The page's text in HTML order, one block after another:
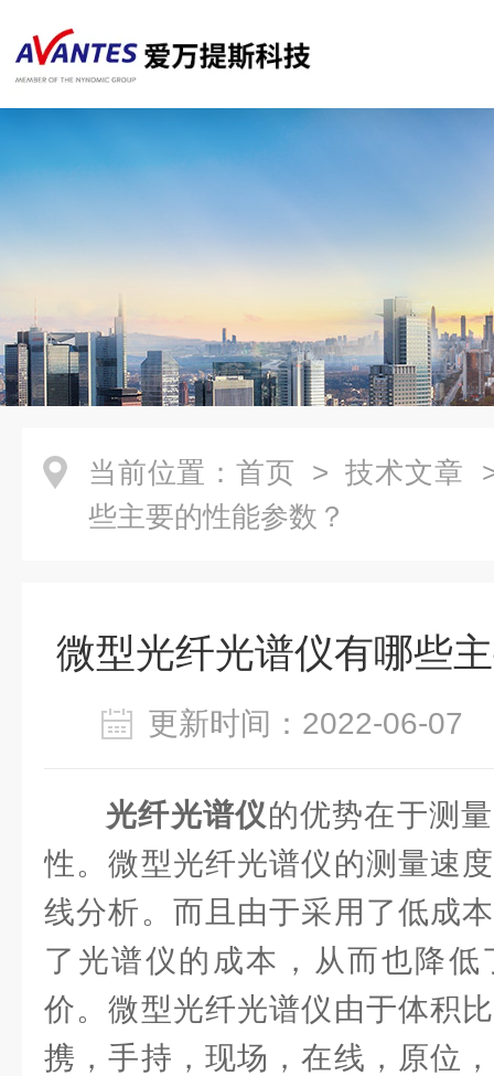
当前位置： 首页 > 技术文章
些主要的性能参数？
微型光纤光谱仪有哪些
更新时间：2022-06-
光纤光谱仪的优势在于测
性。微型光纤光谱仪的测量速
线分析。而且由于采用了低成
了光谱仪的成本，从而也降
价。微型光纤光谱仪由于体积
携，手持，现场，在线，原位